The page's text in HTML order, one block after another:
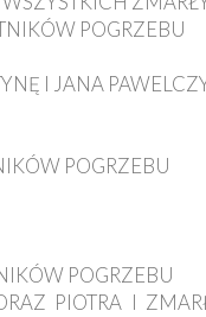
POGRZEBU
I JANA
POGRZEBU
POGRZEBU
PIOTRA I